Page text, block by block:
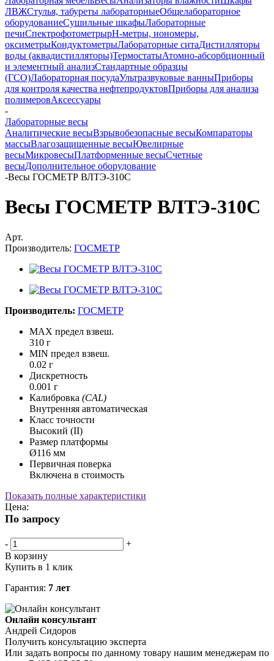
ЛВЖСтулья, табуреты лабораторныеОбщелабораторное
оборудованиеСушильные шкафыЛабораторные
печиСпектрофотометрыpH-метры, иономеры,
оксиметрыКондуктометрыЛабораторные ситаДистилляторы
воды (аквадистилляторы)ТермостатыАтомно-абсорбционный
и элементный анализСтандартные образцы
(ГСО)Лабораторная посудаУльтразвуковые ванныПриборы
для контроля качества нефтепродуктовПриборы для анализа
полимеровАксессуары
-
Лабораторные весы
Аналитические весыВзрывобезопасные весыКомпараторы
массыВлагозащищенные весыЮвелирные
весыМикровесыПлатформенные весыСчетные
весыДополнительное оборудование
-Весы ГОСМЕТР ВЛТЭ-310С
Весы ГОСМЕТР ВЛТЭ-310С
Арт.
Производитель: ГОСМЕТР
Производитель: ГОСМЕТР
MAX предел взвеш.
310 г
MIN предел взвеш.
0.02 г
Дискретность
0.001 г
Калибровка (CAL)
Внутренняя автоматическая
Класс точности
Высокий (II)
Размер платформы
Ø116 мм
Первичная поверка
Включена в стоимость
Показать полные характеристики
Цена:
По запросу
-
+
В корзину
Купить в 1 клик
Гарантия: 7 лет
Онлайн консультант
Андрей Сидоров
Получить консультацию эксперта
Или задать вопросы по данному товару нашим менеджерам по